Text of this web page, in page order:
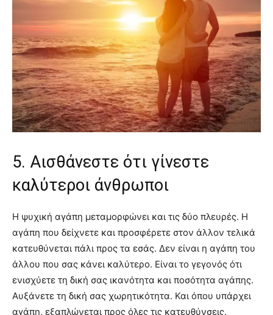
5. Αισθάνεστε ότι γίνεστε
καλύτεροι άνθρωποι
Η ψυχική αγάπη μεταμορφώνει και τις δύο πλευρές. Η
αγάπη που δείχνετε και προσφέρετε στον άλλον τελικά
κατευθύνεται πάλι προς τα εσάς. Δεν είναι η αγάπη του
άλλου που σας κάνει καλύτερο. Είναι το γεγονός ότι
ενισχύετε τη δική σας ικανότητα και ποσότητα αγάπης.
Αυξάνετε τη δική σας χωρητικότητα. Και όπου υπάρχει
αγάπη, εξαπλώνεται προς όλες τις κατευθύνσεις.